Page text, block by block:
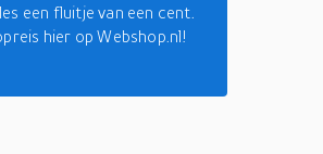
een fluitje van een cent.
hier op Webshop.nl!